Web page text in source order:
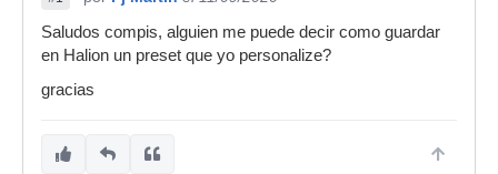
Saludos compis, alguien me puede decir como guardar
en Halion un preset que yo personalize?
gracias